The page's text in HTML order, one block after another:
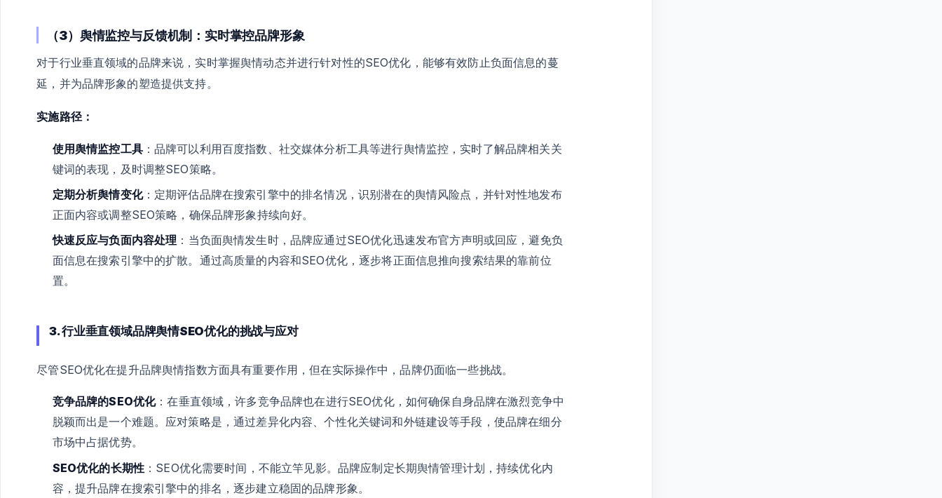
（3）舆情监控与反馈机制：实时掌控品牌形象
对于行业垂直领域的品牌来说，实时掌握舆情动态并进行针对性的SEO优化，能够有效防止负面信息的蔓
延，并为品牌形象的塑造提供支持。
实施路径：
使用舆情监控工具：品牌可以利用百度指数、社交媒体分析工具等进行舆情监控，实时了解品牌相关关
键词的表现，及时调整SEO策略。
定期分析舆情变化：定期评估品牌在搜索引擎中的排名情况，识别潜在的舆情风险点，并针对性地发布
正面内容或调整SEO策略，确保品牌形象持续向好。
快速反应与负面内容处理 ：当负面舆情发生时，品牌应通过SEO优化迅速发布官方声明或回应，避免负
面信息在搜索引擎中的扩散。通过高质量的内容和SEO优化，逐步将正面信息推向搜索结果的靠前位
置。
3. 行业垂直领域品牌舆情SEO优化的挑战与应对
尽管SEO优化在提升品牌舆情指数方面具有重要作用，但在实际操作中，品牌仍面临一些挑战。
竞争品牌的SEO优化：在垂直领域，许多竞争品牌也在进行SEO优化，如何确保自身品牌在激烈竞争中
脱颖而出是一个难题。应对策略是，通过差异化内容、个性化关键词和外链建设等手段，使品牌在细分
市场中占据优势。
SEO优化的长期性 ：SEO优化需要时间，不能立竿见影。品牌应制定长期舆情管理计划，持续优化内
容，提升品牌在搜索引擎中的排名，逐步建立稳固的品牌形象。